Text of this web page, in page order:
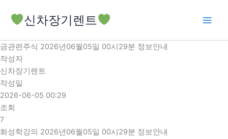
로
건
너
뛰
기
신차장기렌트
금관련주식 2026년06월05일 00시29분 정보안내
작성자
신차장기렌트
작성일
2026-06-05 00:29
조회
7
화성학강의 2026년06월05일 00시29분 정보안내